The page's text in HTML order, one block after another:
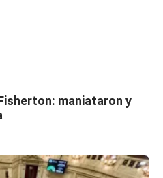
maniataron y